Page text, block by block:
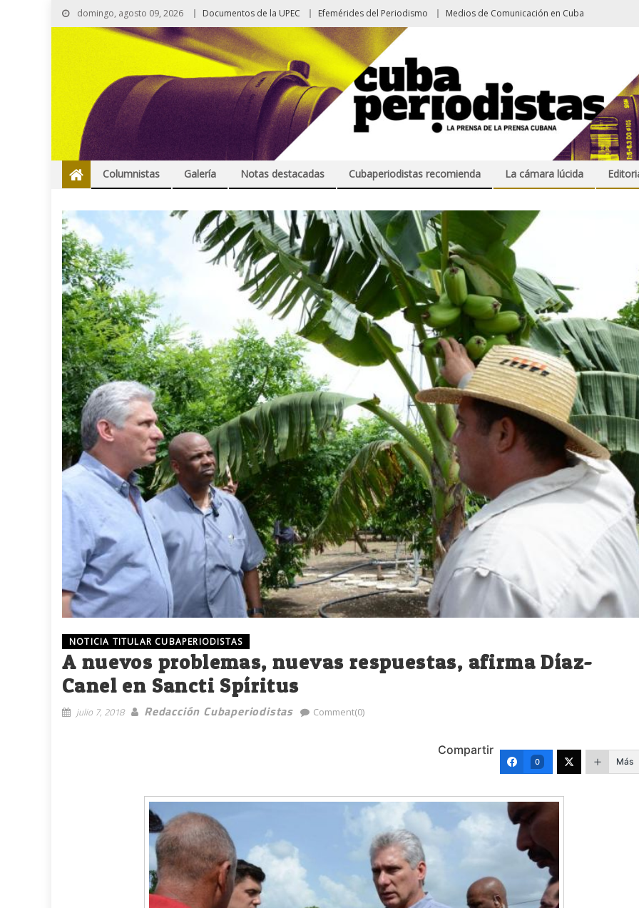
domingo, agosto 09, 2026 Documentos de la UPEC Efemérides del Periodismo Medios de Comunicación en Cuba
Columnistas Galería Notas destacadas Cubaperiodistas recomienda La cámara lúcida
NOTICIA TITULAR CUBAPERIODISTAS
A nuevos problemas, nuevas respuestas, afirma Díaz-
Canel en Sancti Spíritus
julio 7, 2018 Redacción Cubaperiodistas Comment(0)
Compartir
0 Más